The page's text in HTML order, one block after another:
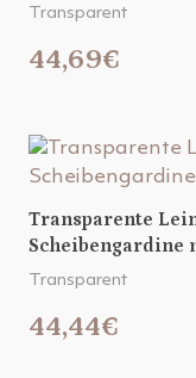
Transparent
44,69€
Transparente
Scheibengardine
Transparent
44,44€